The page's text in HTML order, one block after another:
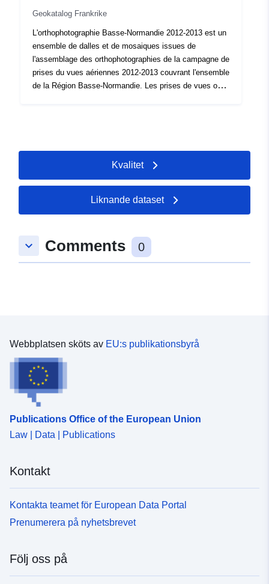
Geokatalog Frankrike
L'orthophotographie Basse-Normandie 2012-2013 est un
ensemble de dalles et de mosaiques issues de
l'assemblage des orthophotographies de la campagne de
prises du vues aériennes 2012-2013 couvrant l'ensemble
de la Région Basse-Normandie. Les prises de vues ont
Kvalitet
Liknande dataset
keyboard_arrow_down Comments 0
Webbplatsen sköts av EU:s publikationsbyrå
Publications Office of the European Union
Law | Data | Publications
Kontakt
Kontakta teamet för European Data Portal
Prenumerera på nyhetsbrevet
Följ oss på